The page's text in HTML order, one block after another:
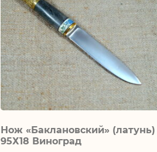
Нож «Баклановский» (латунь)
95Х18 Виноград